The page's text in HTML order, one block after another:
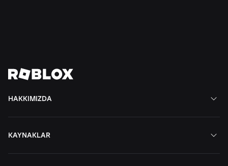
Tüm Haberleri Görüntüle
HAKKIMIZDA
KAYNAKLAR